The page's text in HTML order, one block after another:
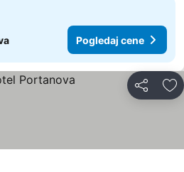
Pogledaj cene
Deli